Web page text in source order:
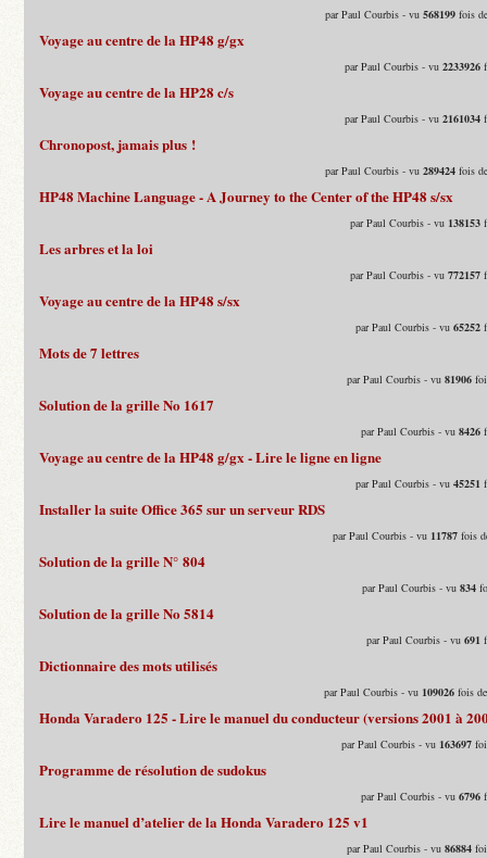
par Paul Courbis - vu568199 fois
Voyage au centre de la HP48 g/gx
par Paul Courbis - vu2233926
Voyage au centre de la HP28 c/s
par Paul Courbis - vu2161034
Chronopost, jamais plus !
par Paul Courbis - vu289424 fois
HP48 Machine Language - A Journey to the Center of the HP48 s/sx
par Paul Courbis - vu 138153
Les arbres et la loi
par Paul Courbis - vu772157
Voyage au centre de la HP48 s/sx
par Paul Courbis - vu65252
Mots de 7 lettres
par Paul Courbis - vu81906
Solution de la grille No 1617
par Paul Courbis - vu8426
Voyage au centre de la HP48 g/gx - Lire le ligne en ligne
par Paul Courbis - vu45251
Installer la suite Office 365 sur un serveur RDS
par Paul Courbis - vu 11787 fois
Solution de la grille N° 804
par Paul Courbis - vu834
Solution de la grille No 5814
par Paul Courbis - vu691
Dictionnaire des mots utilisés
par Paul Courbis - vu 109026 fois
Honda Varadero 125 - Lire le manuel du conducteur (versions 2001 à
par Paul Courbis - vu 163697
Programme de résolution de sudokus
par Paul Courbis - vu6796
Lire le manuel d’atelier de la Honda Varadero 125 v1
par Paul Courbis - vu86884